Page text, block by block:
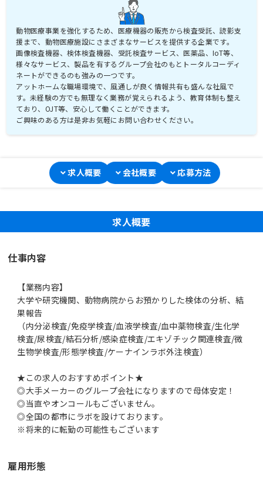
動物医療事業を強化するため、医療機器の販売から検査受託、読影支
援まで、動物医療施設にさまざまなサービスを提供する企業です。
画像検査機器、検体検査機器、受託検査サービス、医薬品、IoT等、
様々なサービス、製品を有するグループ会社のもとトータルコーディ
ネートができるのも強みの一つです。
アットホームな職場環境で、風通しが良く情報共有も盛んな社風で
す。未経験の方でも無理なく業務が覚えられるよう、教育体制も整え
ており、OJT等、安心して働くことができます。
求人概要 会社概要 応募方法
求人概要
仕事内容
【業務内容】
大学や研究機関、動物病院からお預かりした検体の分析、結
果報告
（内分泌検査/免疫学検査/血液学検査/血中薬物検査/生化学
検査/尿検査/結石分析/感染症検査/エキゾチック関連検査/微
生物学検査/形態学検査/ケーナインラボ外注検査）
★この求人のおすすめポイント★
◎大手メーカーのグループ会社になりますので母体安定！
◎当直やオンコールもございません。
◎全国の都市にラボを設けております。
※将来的に転勤の可能性もございます
雇用形態